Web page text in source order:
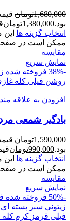
1,680,000تومان
بود.1,380,000تومان
انتخاب گزینه ها
ممکن است در
مقايسه
نمایش سریع
-38%
فروخته شده
روشن فیلی کله
افزودن به علاقه
بادگير شمعی
1,590,000تومان
بود.990,000تومان
انتخاب گزینه ها
ممکن است در
مقايسه
نمایش سریع
-50%
فروخته شده
زیتونی سبز پسته ای
فیلی قرمز کرم